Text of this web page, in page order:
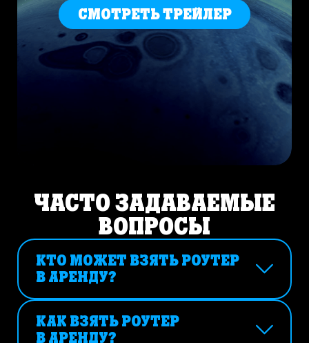
СМОТРЕТЬ ТРЕЙЛЕР
ЧАСТО ЗАДАВАЕМЫЕ
ВОПРОСЫ
КТО МОЖЕТ ВЗЯТЬ РОУТЕР
В АРЕНДУ?
Взять роутер в аренду могут
резиденты РК старше 18 лет
с удостоверением личности или ВНЖ.
КАК ВЗЯТЬ РОУТЕР
В АРЕНДУ?